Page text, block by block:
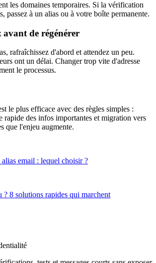
les domaines temporaires. Si la vérification
passez à un alias ou à votre boîte permanente.
avant de régénérer
rafraîchissez d'abord et attendez un peu.
ont un délai. Changer trop vite d'adresse
le processus.
le plus efficace avec des règles simples :
rapide des infos importantes et migration vers
que l'enjeu augmente.
email : lequel choisir ?
? 8 solutions rapides qui marchent